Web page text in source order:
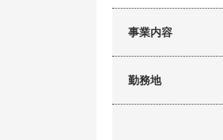
事業内容
勤務地